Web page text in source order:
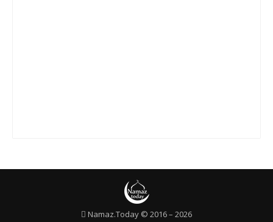
Сура 33 «Аль-Ахзаб»Namaz.Today © 2016 – 2026